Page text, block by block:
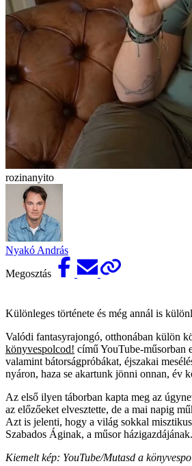
rozinanyito
Nyakó András
Megosztás
Különleges története és még annál is
Valódi fantasyrajongó, otthonában külön
könyvespolcod! című YouTube-műsorban
valamint bátorságpróbákat, éjszakai
nyáron, haza se akartunk jönni onnan, év
Az első ilyen táborban kapta meg az
az előzőeket elvesztette, de a mai napig
Azt is jelenti, hogy a világ sokkal
Szabados Áginak, a műsor házigazdájának.
Kiemelt kép: YouTube/Mutasd a